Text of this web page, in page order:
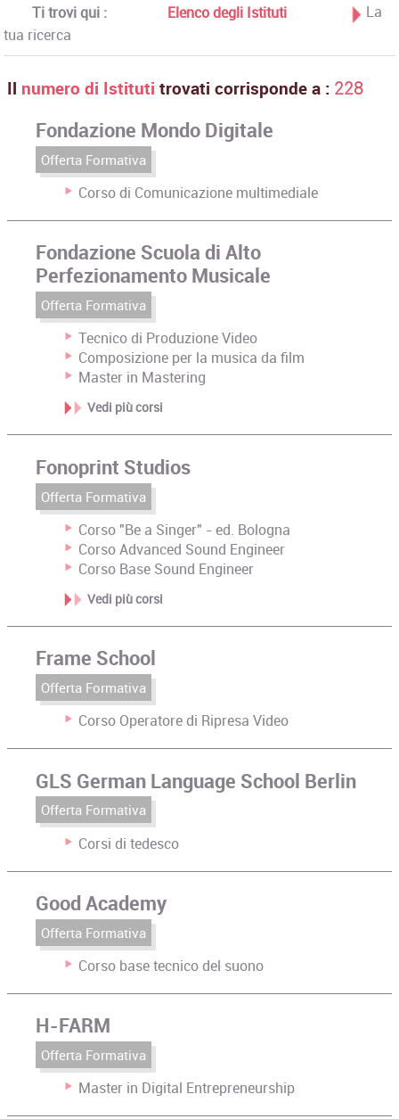
Ti trovi qui : Elenco degli Istituti
La
tua ricerca
Il numero di Istituti trovati corrisponde a : 228
Fondazione Mondo Digitale
Offerta Formativa
Corso di Comunicazione multimediale
Fondazione Scuola di Alto
Perfezionamento Musicale
Offerta Formativa
Tecnico di Produzione Video
Composizione per la musica da film
Master in Mastering
Vedi più corsi
Fonoprint Studios
Offerta Formativa
Corso "Be a Singer" - ed. Bologna
Corso Advanced Sound Engineer
Corso Base Sound Engineer
Vedi più corsi
Frame School
Offerta Formativa
Corso Operatore di Ripresa Video
GLS German Language School Berlin
Offerta Formativa
Corsi di tedesco
Good Academy
Offerta Formativa
Corso base tecnico del suono
H-FARM
Offerta Formativa
Master in Digital Entrepreneurship